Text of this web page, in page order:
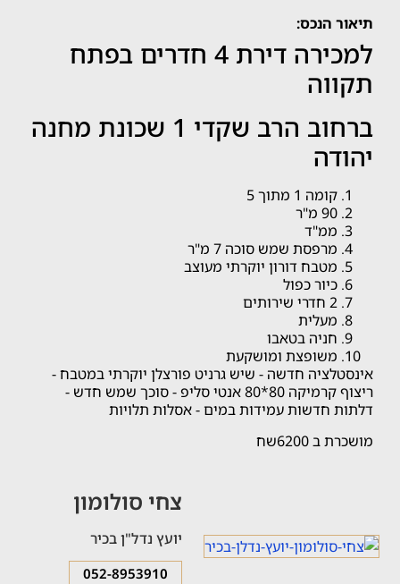
תיאור הנכס:
למכירה דירת 4 חדרים בפתח
תקווה
ברחוב הרב שקדי 1 שכונת מחנה
יהודה
קומה 1 מתוך 5
90 מ"ר
ממ"ד
מרפסת שמש סוכה 7 מ"ר
מטבח דורון יוקרתי מעוצב
כיור כפול
2 חדרי שירותים
מעלית
חניה בטאבו
משופצת ומושקעת
אינסטלציה חדשה - שיש גרניט פורצלן יוקרתי במטבח -
ריצוף קרמיקה 80*80 אנטי סליפ - סוכך שמש חדש -
דלתות חדשות עמידות במים - אסלות תלויות
מושכרת ב 6200שח
צחי סולומון
יועץ נדל"ן בכיר
052-8953910